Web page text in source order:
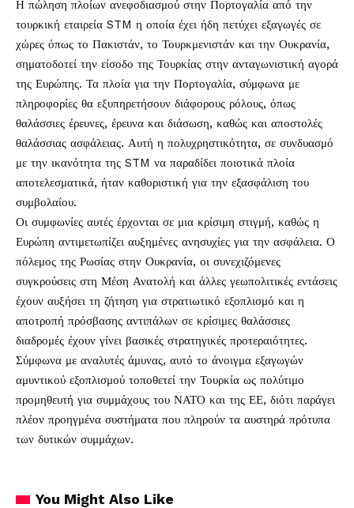
Η πώληση πλοίων ανεφοδιασμού στην Πορτογαλία από την
τουρκική εταιρεία STM η οποία έχει ήδη πετύχει εξαγωγές σε
χώρες όπως το Πακιστάν, το Τουρκμενιστάν και την Ουκρανία,
σηματοδοτεί την είσοδο της Τουρκίας στην ανταγωνιστική αγορά
της Ευρώπης. Τα πλοία για την Πορτογαλία, σύμφωνα με
πληροφορίες θα εξυπηρετήσουν διάφορους ρόλους, όπως
θαλάσσιες έρευνες, έρευνα και διάσωση, καθώς και αποστολές
θαλάσσιας ασφάλειας. Αυτή η πολυχρηστικότητα, σε συνδυασμό
με την ικανότητα της STM να παραδίδει ποιοτικά πλοία
αποτελεσματικά, ήταν καθοριστική για την εξασφάλιση του
συμβολαίου.
Οι συμφωνίες αυτές έρχονται σε μια κρίσιμη στιγμή, καθώς η
Ευρώπη αντιμετωπίζει αυξημένες ανησυχίες για την ασφάλεια. Ο
πόλεμος της Ρωσίας στην Ουκρανία, οι συνεχιζόμενες
συγκρούσεις στη Μέση Ανατολή και άλλες γεωπολιτικές εντάσεις
έχουν αυξήσει τη ζήτηση για στρατιωτικό εξοπλισμό και η
αποτροπή πρόσβασης αντιπάλων σε κρίσιμες θαλάσσιες
διαδρομές έχουν γίνει βασικές στρατηγικές προτεραιότητες.
Σύμφωνα με αναλυτές άμυνας, αυτό το άνοιγμα εξαγωγών
αμυντικού εξοπλισμού τοποθετεί την Τουρκία ως πολύτιμο
προμηθευτή για συμμάχους του ΝΑΤΟ και της ΕΕ, διότι παράγει
πλέον προηγμένα συστήματα που πληρούν τα αυστηρά πρότυπα
των δυτικών συμμάχων.
You Might Also Like